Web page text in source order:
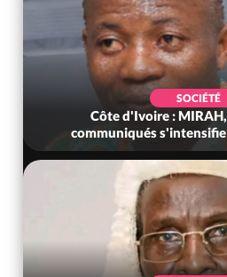
SOCIÉTÉ
d'Ivoire : MIRAH, la guerre des
s'intensifie entre la MA-M...